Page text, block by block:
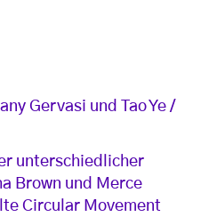
Gervasi und Tao Ye /
unterschiedlicher
Brown und Merce
Circular Movement